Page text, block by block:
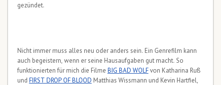
gezündet.
Nicht immer muss alles neu oder anders sein. Ein Genrefilm kann
auch begeistern, wenn er seine Hausaufgaben gut macht. So
funktionierten für mich die Filme BIG BAD WOLFvon Katharina Ruß
und FIRST DROP OF BLOOD Matthias Wissmann und Kevin Hartfiel,